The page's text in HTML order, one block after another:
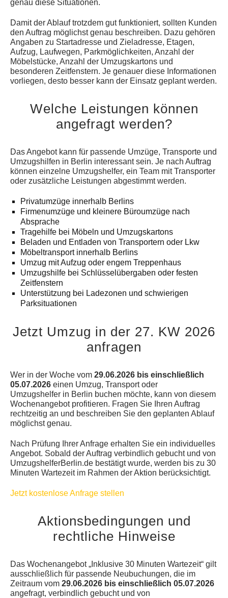
genau diese Situationen.
Damit der Ablauf trotzdem gut funktioniert, sollten Kunden
den Auftrag möglichst genau beschreiben. Dazu gehören
Angaben zu Startadresse und Zieladresse, Etagen,
Aufzug, Laufwegen, Parkmöglichkeiten, Anzahl der
Möbelstücke, Anzahl der Umzugskartons und
besonderen Zeitfenstern. Je genauer diese Informationen
vorliegen, desto besser kann der Einsatz geplant werden.
Welche Leistungen können
angefragt werden?
Das Angebot kann für passende Umzüge, Transporte und
Umzugshilfen in Berlin interessant sein. Je nach Auftrag
können einzelne Umzugshelfer, ein Team mit Transporter
oder zusätzliche Leistungen abgestimmt werden.
Privatumzüge innerhalb Berlins
Firmenumzüge und kleinere Büroumzüge nach
Absprache
Tragehilfe bei Möbeln und Umzugskartons
Beladen und Entladen von Transportern oder Lkw
Möbeltransport innerhalb Berlins
Umzug mit Aufzug oder engem Treppenhaus
Umzugshilfe bei Schlüsselübergaben oder festen
Zeitfenstern
Unterstützung bei Ladezonen und schwierigen
Parksituationen
Jetzt Umzug in der 27. KW 2026
anfragen
Wer in der Woche vom 29.06.2026 bis einschließlich
05.07.2026 einen Umzug, Transport oder
Umzugshelfer in Berlin buchen möchte, kann von diesem
Wochenangebot profitieren. Fragen Sie Ihren Auftrag
rechtzeitig an und beschreiben Sie den geplanten Ablauf
möglichst genau.
Nach Prüfung Ihrer Anfrage erhalten Sie ein individuelles
Angebot. Sobald der Auftrag verbindlich gebucht und von
UmzugshelferBerlin.de bestätigt wurde, werden bis zu 30
Minuten Wartezeit im Rahmen der Aktion berücksichtigt.
Jetzt kostenlose Anfrage stellen
Aktionsbedingungen und
rechtliche Hinweise
Das Wochenangebot „Inklusive 30 Minuten Wartezeit“ gilt
ausschließlich für passende Neubuchungen, die im
Zeitraum vom 29.06.2026 bis einschließlich 05.07.2026
angefragt, verbindlich gebucht und von